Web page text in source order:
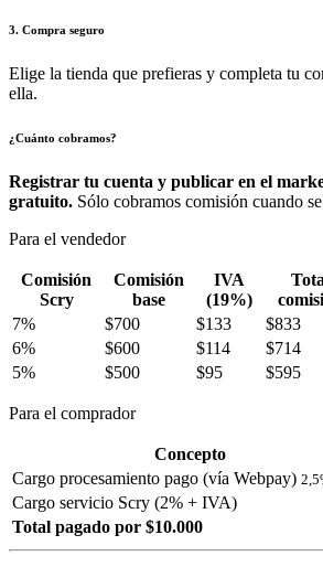
3. Compra seguro
Elige la tienda que prefieras y completa tu
ella.
¿Cuánto cobramos?
Registrar tu cuenta y publicar en el
gratuito. Sólo cobramos comisión cuando
Para el vendedor
Comisión
Scry
Comisión
base
IVA
(19%)
7%
$700 $133 $833
6%
$600 $114 $714
5%
$500 $95 $595
Para el comprador
Concepto
Cargo procesamiento pago (vía Webpay)
Cargo servicio Scry (2% + IVA)
Total pagado por $10.000